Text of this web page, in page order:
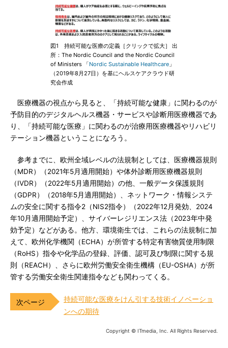
図1 持続可能な医療の定義［クリックで拡大］ 出
所：The Nordic Council and the Nordic Council
of Ministers 「Nordic Sustainable Healthcare 」
（2019年8月27日）を基にヘルスケアクラウド研
究会作成
医療機器の視点から見ると、「持続可能な健康」に関わるのが
予防目的のデジタルヘルス機器・サービスや診断用医療機器であ
り、「持続可能な医療」に関わるのが治療用医療機器やリハビリ
テーション機器ということになろう。
参考までに、欧州全域レベルの法規制としては、医療機器規則
（MDR）（2021年5月適用開始）や体外診断用医療機器規則
（IVDR）（2022年5月適用開始）の他、一般データ保護規則
（GDPR）（2018年5月適用開始）、ネットワーク・情報システ
ムの安全に関する指令2（NIS2指令）（2022年12月発効、2024
年10月適用開始予定）、サイバーレジリエンス法（2023年中発
効予定）などがある。他方、環境衛生では、これらの法規制に加
えて、欧州化学機関（ECHA）が所管する特定有害物質使用制限
（RoHS）指令や化学品の登録、評価、認可及び制限に関する規
則（REACH）、さらに欧州労働安全衛生機構（EU-OSHA）が所
管する労働安全衛生関連指令なども関わってくる。
持続可能な医療をけん引する技術イノベーショ
ンへの期待
Copyright © ITmedia, Inc. All Rights Reserved.